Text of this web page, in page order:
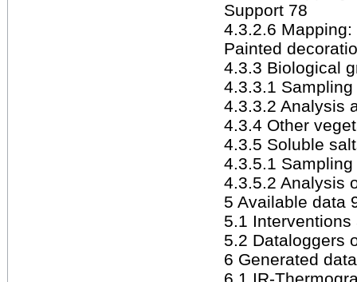
Support 78
4.3.2.6 Mapping:
Painted
4.3.3 Biological
4.3.3.1
4.3.3.2 Analysis
4.3.4 Other
4.3.5 Soluble
4.3.5.1
4.3.5.2 Analysis
5 Available data
5.1
5.2 Dataloggers
6 Generated
6.1 IR-